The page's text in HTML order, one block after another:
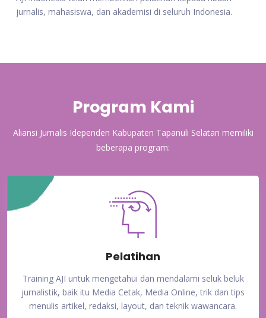
jurnalis, mahasiswa, dan akademisi di seluruh Indonesia.
Program Kami
Aliansi Jurnalis Idependen Kabupaten Tapanuli Selatan memiliki
beberapa program:
Pelatihan
Training AJI untuk mengetahui dan mendalami seluk beluk
jurnalistik, baik itu Media Cetak, Media Online, trik dan tips
menulis artikel, redaksi, layout, dan teknik wawancara.